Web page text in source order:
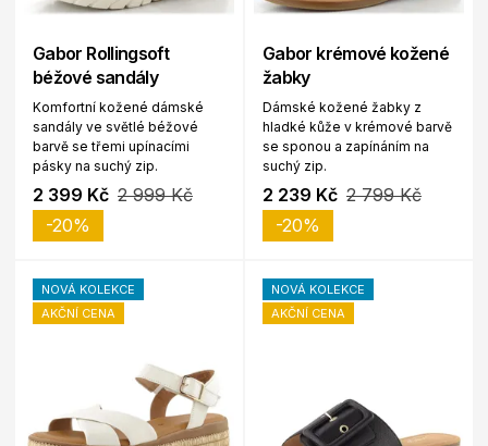
Gabor Rollingsoft
béžové sandály
Komfortní kožené dámské
sandály ve světlé béžové
barvě se třemi upínacími
pásky na suchý zip.
2 399 Kč 2 999 Kč
-20%
Gabor krémové kožené
žabky
Dámské kožené žabky z
hladké kůže v krémové barvě
se sponou a zapínáním na
suchý zip.
2 239 Kč 2 799 Kč
-20%
NOVÁ KOLEKCE
AKČNÍ CENA
NOVÁ KOLEKCE
AKČNÍ CENA